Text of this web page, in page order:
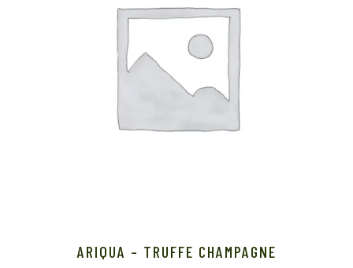
ARIQUA – TRUFFE CHAMPAGNE